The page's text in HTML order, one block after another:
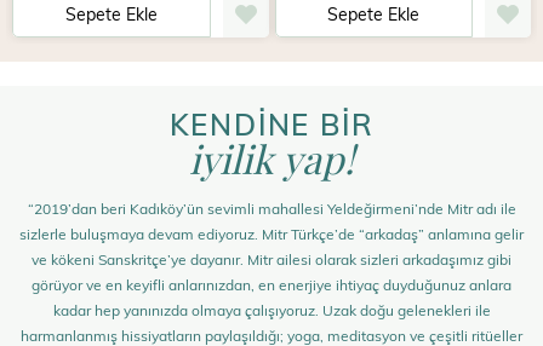
Sepete Ekle Sepete Ekle
KENDİNE BİR
iyilik yap!
“2019’dan beri Kadıköy’ün sevimli mahallesi Yeldeğirmeni’nde Mitr adı ile
sizlerle buluşmaya devam ediyoruz. Mitr Türkçe’de “arkadaş” anlamına gelir
ve kökeni Sanskritçe’ye dayanır. Mitr ailesi olarak sizleri arkadaşımız gibi
görüyor ve en keyifli anlarınızdan, en enerjiye ihtiyaç duyduğunuz anlara
kadar hep yanınızda olmaya çalışıyoruz. Uzak doğu gelenekleri ile
harmanlanmış hissiyatların paylaşıldığı; yoga, meditasyon ve çeşitli ritüeller